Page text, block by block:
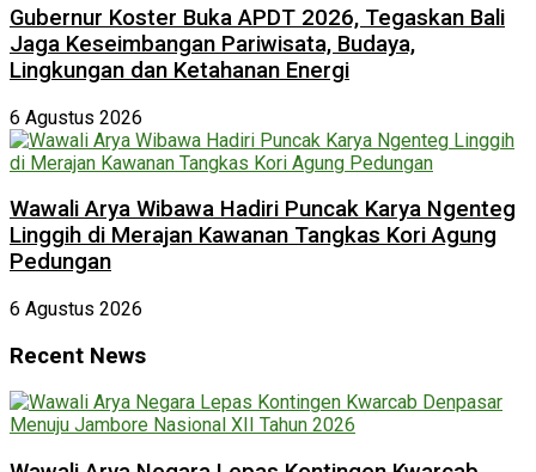
Gubernur Koster Buka APDT 2026, Tegaskan Bali
Jaga Keseimbangan Pariwisata, Budaya,
Lingkungan dan Ketahanan Energi
6 Agustus 2026
Wawali Arya Wibawa Hadiri Puncak Karya Ngenteg
Linggih di Merajan Kawanan Tangkas Kori Agung
Pedungan
6 Agustus 2026
Recent News